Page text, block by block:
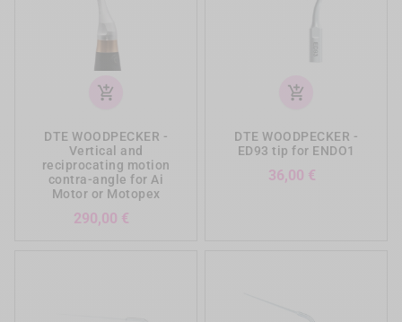
add_shopping_cart
DTE WOODPECKER -
Vertical and
reciprocating motion
contra-angle for Ai
Motor or Motopex
290,00 €
add_shopping_cart
DTE WOODPECKER -
ED93 tip for ENDO1
36,00 €